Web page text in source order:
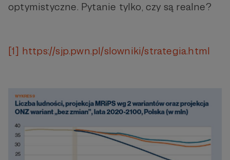
optymistyczne. Pytanie tylko, czy są realne?
[1] https://sjp.pwn.pl/slowniki/strategia.html